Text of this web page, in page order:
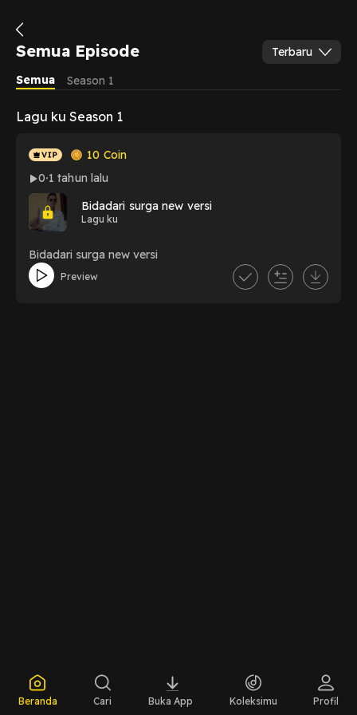
Semua Episode
Terbaru
Semua
Season 1
Lagu ku Season 1
10 Coin
0 1 tahun lalu
Bidadari surga new versi
Lagu ku
Bidadari surga new versi
Preview
Beranda Cari Buka App Koleksimu Profil